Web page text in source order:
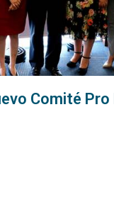
Comité Pro